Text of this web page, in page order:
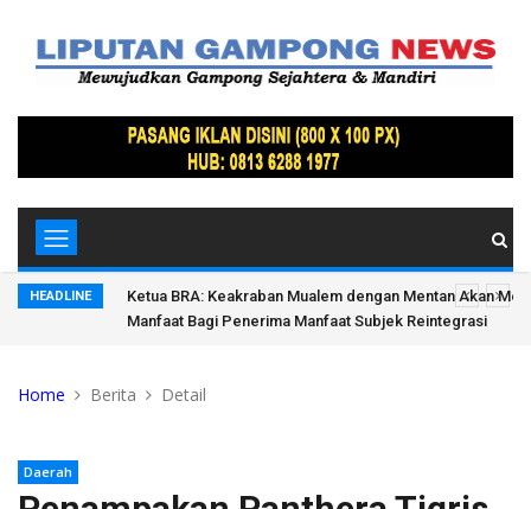
HEADLINE
di
Ketua BRA: Keakraban Mualem dengan Mentan Akan
Manfaat Bagi Penerima Manfaat Subjek Reintegrasi
Home Berita Detail
Daerah